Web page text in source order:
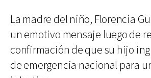
La madre del niño, Florencia
un emotivo mensaje luego de
confirmación de que su hijo
de emergencia nacional para